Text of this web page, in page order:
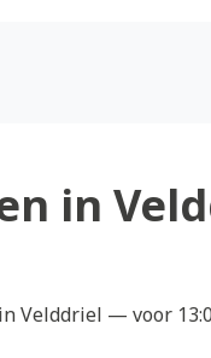
in
Velddriel — voor